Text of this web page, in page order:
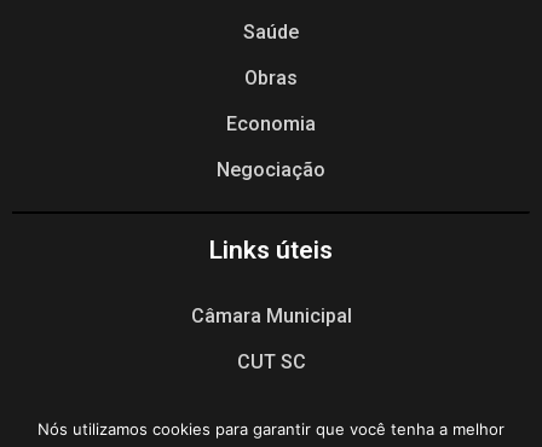
Saúde
Obras
Economia
Negociação
Links úteis
Câmara Municipal
CUT SC
Nós utilizamos cookies para garantir que você tenha a melhor